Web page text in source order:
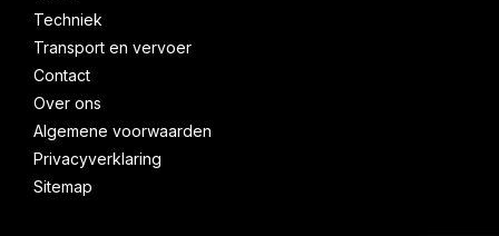
Techniek
Transport en vervoer
Contact
Over ons
Algemene voorwaarden
Privacyverklaring
Sitemap